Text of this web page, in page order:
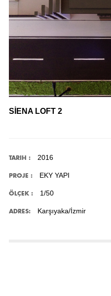
SİENA LOFT 2
TARIH : 2016
PROJE : EKY YAPI
ÖLÇEK : 1/50
ADRES: Karşıyaka/İzmir